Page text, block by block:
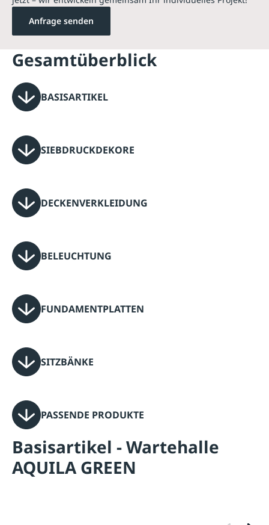
Anfrage senden
Gesamtüberblick
BASISARTIKEL
SIEBDRUCKDEKORE
DECKENVERKLEIDUNG
BELEUCHTUNG
FUNDAMENTPLATTEN
SITZBÄNKE
PASSENDE PRODUKTE
Basisartikel - Wartehalle
AQUILA GREEN